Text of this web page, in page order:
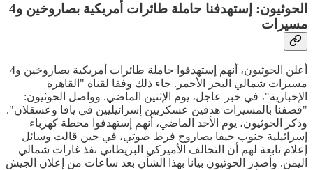
الحوثيون: إستهدفنا حاملة طائرات أمريكية بصاروخين و4
مسيرات
أعلن الحوثيون، أنهم إستهدفوا حاملة طائرات أمريكية بصاروخين و4
مسيرات شمالي البحر الأحمر. جاء ذلك وفقا لقناة "القاهرة
الإخبارية"، في خبر عاجل، يوم الإثنين الماضي. وواصل الحوثيون:
"قصفنا بالمسيرات هدفين عسكريين إسرائيليين في يافا وعسقلان".
وذكر الحوثيون، يوم الأحد الماضي، أنهم إستهدفوا محطة كهرباء
إسرائيلية جنوب حيفا بصاروخ فرط صوتي، في حين قالت وسائل
إعلام تابعة لهم أن التحالف الأميركي البريطاني نفذ غارات شمالي
اليمن. وأصدر الحوثيون بيانا بهذا الشأن بعد ساعات من إعلان الجيش